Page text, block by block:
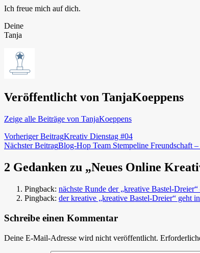
Ich freue mich auf dich.
Deine
Tanja
Veröffentlicht von TanjaKoeppens
Zeige alle Beiträge von TanjaKoeppens
Beitragsnavigation
Vorheriger BeitragKreativ Dienstag #04
Nächster BeitragBlog-Hop Team Stempeline Freundschaft
2 Gedanken zu „Neues Online
Pingback: nächste Runde der „kreative Bastel-
Pingback: der kreative „kreative Bastel-Dreier“ geht
Schreibe einen Kommentar
Deine E-Mail-Adresse wird nicht veröffentlicht.